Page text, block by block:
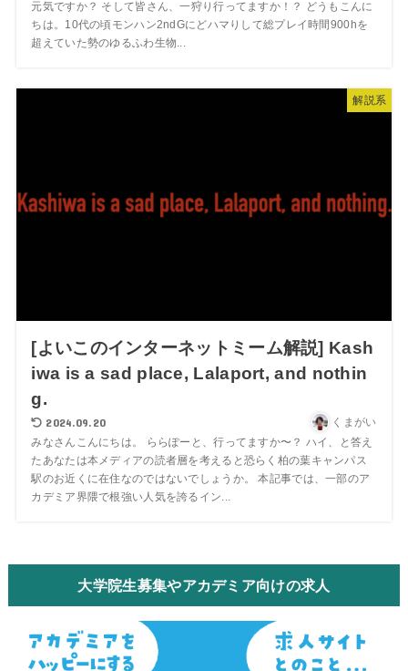
元気ですか？ そして皆さん、一狩り行ってますか！？ どうもこんに
ちは。10代の頃モンハン2ndGにどハマりして総プレイ時間900hを
超えていた勢のゆるふわ生物...
解説系
[よいこのインターネットミーム解説] Kash
iwa is a sad place, Lalaport, and nothin
g.
2024.09.20 くまがい
みなさんこんにちは。 ららぽーと、行ってますか〜？ ハイ、と答え
たあなたは本メディアの読者層を考えると恐らく柏の葉キャンパス
駅のお近くに在住なのではないでしょうか。 本記事では、一部のア
カデミア界隈で根強い人気を誇るイン...
大学院生募集やアカデミア向けの求人